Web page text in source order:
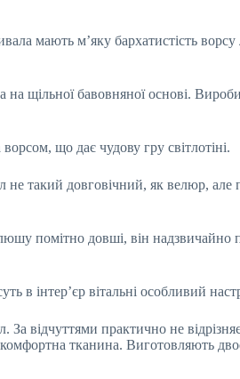
мають м’яку бархатистість
щільної бавовняної основі.
що дає чудову гру світлотіні.
такий довговічний, як велюр, але
помітно довші, він надзвичайно
в інтер’єр вітальні особливий
відчуттями практично не
тканина. Виготовляють